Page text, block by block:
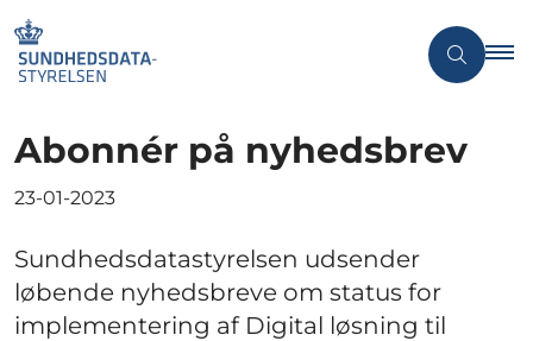
Abonnér på nyhedsbrev
23-01-2023
Sundhedsdatastyrelsen udsender
løbende nyhedsbreve om status for
implementering af Digital løsning til